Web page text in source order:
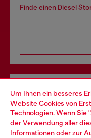
Um Ihnen ein besseres
Website Cookies von
Technologien. Wenn Sie
der Verwendung aller
Informationen oder zur
Finde einen Diesel
Omnichannel-
Entdecke unser
im Store.
Choose your location